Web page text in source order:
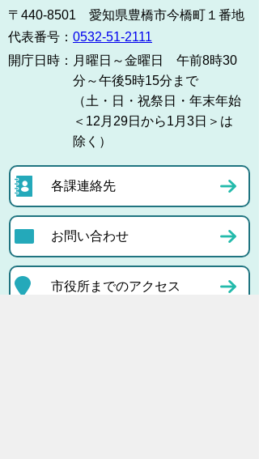
〒440-8501 愛知県豊橋市今橋町１番地
代表番号： 0532-51-2111
開庁日時： 月曜日～金曜日 午前8時30
分～午後5時15分まで
（土・日・祝祭日・年末年始
＜12月29日から1月3日＞は
除く）
各課連絡先
お問い合わせ
市役所までのアクセス